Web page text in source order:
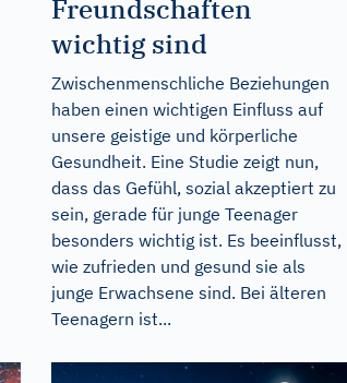
Freundschaften
wichtig sind
Zwischenmenschliche Beziehungen
haben einen wichtigen Einfluss auf
unsere geistige und körperliche
Gesundheit. Eine Studie zeigt nun,
dass das Gefühl, sozial akzeptiert zu
sein, gerade für junge Teenager
besonders wichtig ist. Es beeinflusst,
wie zufrieden und gesund sie als
junge Erwachsene sind. Bei älteren
Teenagern ist...